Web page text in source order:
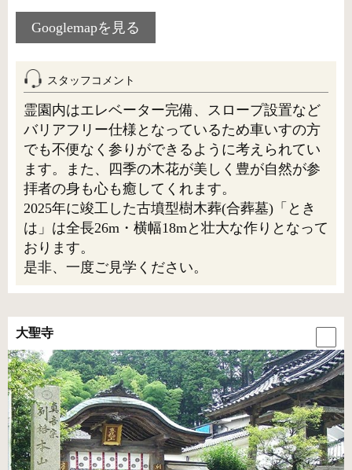
Googlemapを見る
スタッフコメント
霊園内はエレベーター完備、スロープ設置など
バリアフリー仕様となっているため車いすの方
でも不便なく参りができるように考えられてい
ます。また、四季の木花が美しく豊が自然が参
拝者の身も心も癒してくれます。
2025年に竣工した古墳型樹木葬(合葬墓)「とき
は」は全長26m・横幅18mと壮大な作りとなって
おります。
是非、一度ご見学ください。
大聖寺